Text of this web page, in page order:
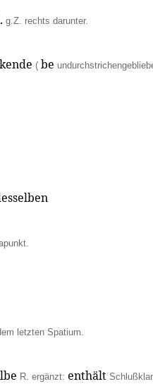
g.Z. rechts darunter.
( be
letzten Spatium.
R. ergänzt: enthält